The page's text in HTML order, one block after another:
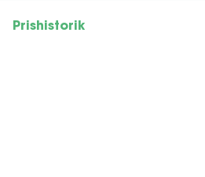
Prishistorik